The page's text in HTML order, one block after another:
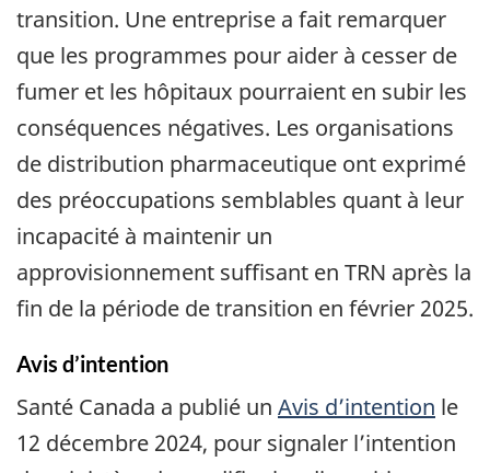
transition. Une entreprise a fait remarquer
que les programmes pour aider à cesser de
fumer et les hôpitaux pourraient en subir les
conséquences négatives. Les organisations
de distribution pharmaceutique ont exprimé
des préoccupations semblables quant à leur
incapacité à maintenir un
approvisionnement suffisant en TRN après la
fin de la période de transition en février 2025.
Avis d’intention
Santé Canada a publié un Avis d’intention le
12 décembre 2024, pour signaler l’intention